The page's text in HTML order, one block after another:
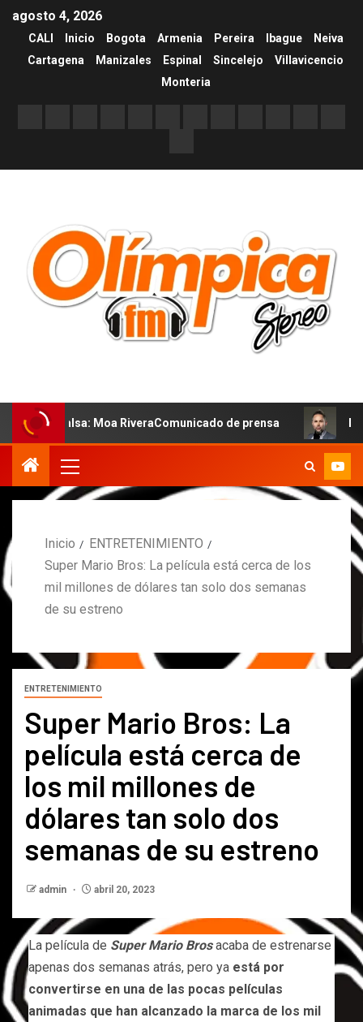
agosto 4, 2026
CALI Inicio Bogota Armenia Pereira Ibague
Neiva
Cartagena
Manizales Espinal Sincelejo
Villavicencio
Monteria
Moa RiveraComunicado de prensa MARCOS
Inicio
ENTRETENIMIENTO
Super Mario Bros: La película está cerca de los
mil millones de dólares tan solo dos semanas
de su estreno
ENTRETENIMIENTO
Super Mario Bros: La
película está cerca de
los mil millones de
dólares tan solo dos
semanas de su estreno
admin abril 20, 2023
La película de Super Mario Brosacaba de estrenarse
apenas dos semanas atrás, pero ya está por
convertirse en una de las pocas películas
animadas que han alcanzado la marca de los mil